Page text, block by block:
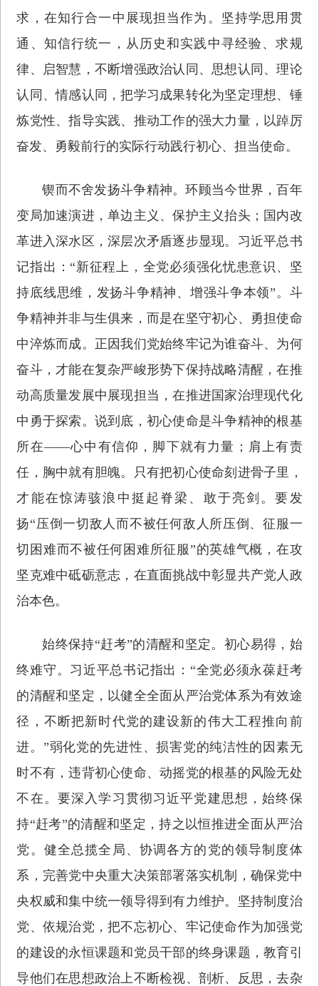
求，在知行合一中展现担当作为。坚持学思用贯
通、知信行统一，从历史和实践中寻经验、求规
律、启智慧，不断增强政治认同、思想认同、理论
认同、情感认同，把学习成果转化为坚定理想、锤
炼党性、指导实践、推动工作的强大力量，以踔厉
奋发、勇毅前行的实际行动践行初心、担当使命。
锲而不舍发扬斗争精神。环顾当今世界，百年
变局加速演进，单边主义、保护主义抬头；国内改
革进入深水区，深层次矛盾逐步显现。习近平总书
记指出：“新征程上，全党必须强化忧患意识、坚
持底线思维，发扬斗争精神、增强斗争本领”。斗
争精神并非与生俱来，而是在坚守初心、勇担使命
中淬炼而成。正因我们党始终牢记为谁奋斗、为何
奋斗，才能在复杂严峻形势下保持战略清醒，在推
动高质量发展中展现担当，在推进国家治理现代化
中勇于探索。说到底，初心使命是斗争精神的根基
所在——心中有信仰，脚下就有力量；肩上有责
任，胸中就有胆魄。只有把初心使命刻进骨子里，
才能在惊涛骇浪中挺起脊梁、敢于亮剑。要发
扬“压倒一切敌人而不被任何敌人所压倒、征服一
切困难而不被任何困难所征服”的英雄气概，在攻
坚克难中砥砺意志，在直面挑战中彰显共产党人政
治本色。
始终保持“赶考”的清醒和坚定。初心易得，始
终难守。习近平总书记指出：“全党必须永葆赶考
的清醒和坚定，以健全全面从严治党体系为有效途
径，不断把新时代党的建设新的伟大工程推向前
进。”弱化党的先进性、损害党的纯洁性的因素无
时不有，违背初心使命、动摇党的根基的风险无处
不在。要深入学习贯彻习近平党建思想，始终保
持“赶考”的清醒和坚定，持之以恒推进全面从严治
党。健全总揽全局、协调各方的党的领导制度体
系，完善党中央重大决策部署落实机制，确保党中
央权威和集中统一领导得到有力维护。坚持制度治
党、依规治党，把不忘初心、牢记使命作为加强党
的建设的永恒课题和党员干部的终身课题，教育引
导他们在思想政治上不断检视、剖析、反思，去杂